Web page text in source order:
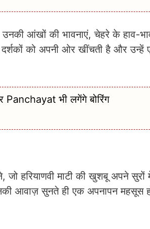
आंखों की भावनाएं, चेहरे के हाव-
को अपनी ओर खींचती है और उन्हें
भी लगेंगे बोरिंग
हरियाणवी माटी की खुशबू अपने सुरों
आवाज़ सुनते ही एक अपनापन महसूस